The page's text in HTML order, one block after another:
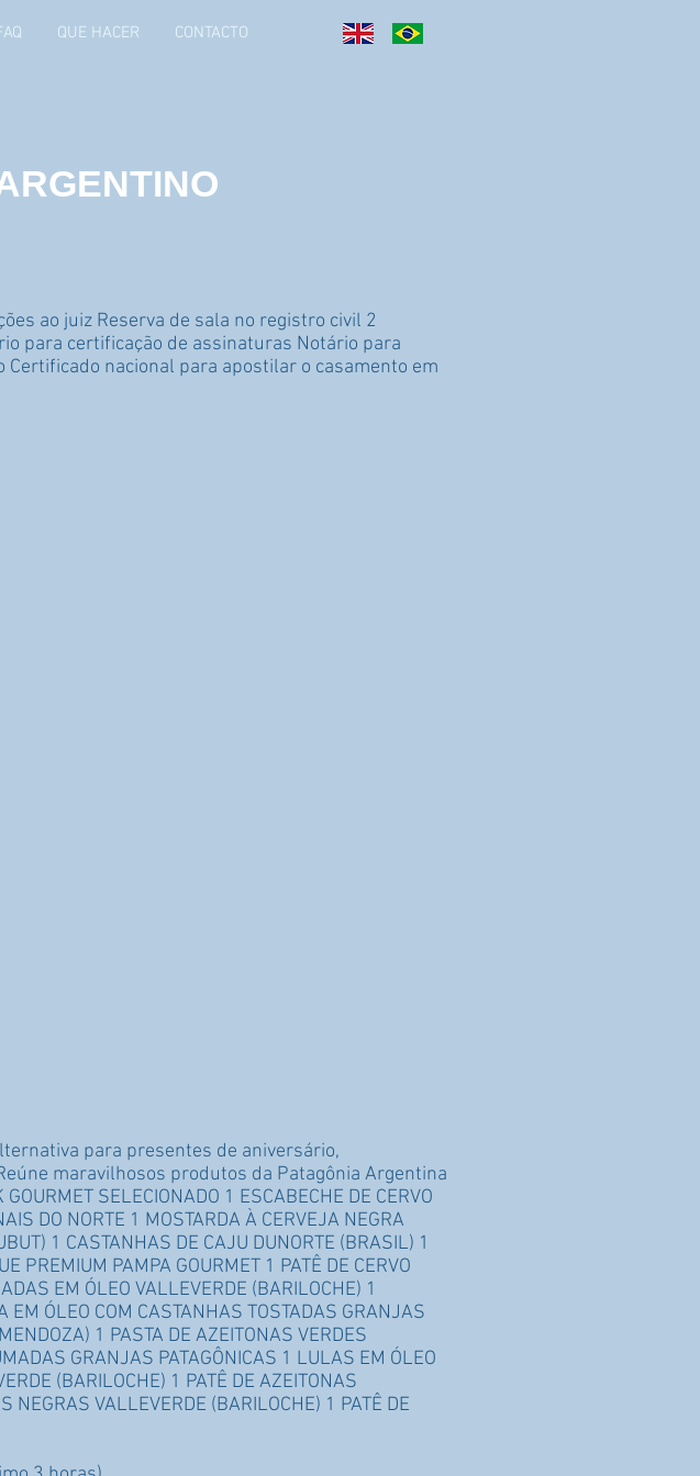
QUE HACER CONTACTO
ao juiz Reserva de sala no registro civil 2
para certificação de assinaturas Notário para
nacional para apostilar o casamento em
para presentes de aniversário,
maravilhosos produtos da Patagônia Argentina
SELECIONADO 1 ESCABECHE DE CERVO
DO NORTE 1 MOSTARDA À CERVEJA NEGRA
1 CASTANHAS DE CAJU DUNORTE (BRASIL) 1
PREMIUM PAMPA GOURMET 1 PATÊ DE CERVO
EM ÓLEO VALLEVERDE (BARILOCHE) 1
ÓLEO COM CASTANHAS TOSTADAS GRANJAS
1 PASTA DE AZEITONAS VERDES
GRANJAS PATAGÔNICAS 1 LULAS EM ÓLEO
(BARILOCHE) 1 PATÊ DE AZEITONAS
NEGRAS VALLEVERDE (BARILOCHE) 1 PATÊ DE